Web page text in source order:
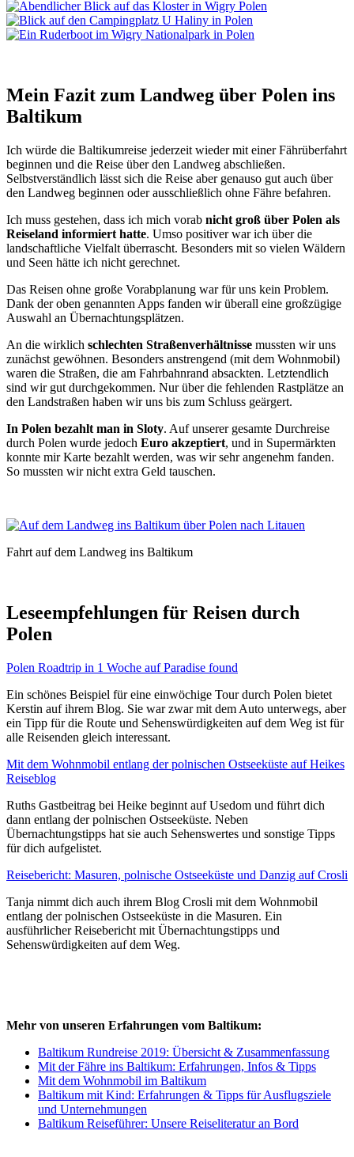
Mein Fazit zum Landweg über Polen ins
Baltikum
Ich würde die Baltikumreise jederzeit wieder mit einer Fährüberfahrt
beginnen und die Reise über den Landweg abschließen.
Selbstverständlich lässt sich die Reise aber genauso gut auch über
den Landweg beginnen oder ausschließlich ohne Fähre befahren.
Ich muss gestehen, dass ich mich vorab nicht groß über Polen als
Reiseland informiert hatte. Umso positiver war ich über die
landschaftliche Vielfalt überrascht. Besonders mit so vielen Wäldern
und Seen hätte ich nicht gerechnet.
Das Reisen ohne große Vorabplanung war für uns kein Problem.
Dank der oben genannten Apps fanden wir überall eine großzügige
Auswahl an Übernachtungsplätzen.
An die wirklich schlechten Straßenverhältnisse mussten wir uns
zunächst gewöhnen. Besonders anstrengend (mit dem Wohnmobil)
waren die Straßen, die am Fahrbahnrand absackten. Letztendlich
sind wir gut durchgekommen. Nur über die fehlenden Rastplätze an
den Landstraßen haben wir uns bis zum Schluss geärgert.
In Polen bezahlt man in Sloty. Auf unserer gesamte Durchreise
durch Polen wurde jedoch Euro akzeptiert, und in Supermärkten
konnte mir Karte bezahlt werden, was wir sehr angenehm fanden.
So mussten wir nicht extra Geld tauschen.
Fahrt auf dem Landweg ins Baltikum
Leseempfehlungen für Reisen durch
Polen
Polen Roadtrip in 1 Woche auf Paradise found
Ein schönes Beispiel für eine einwöchige Tour durch Polen bietet
Kerstin auf ihrem Blog. Sie war zwar mit dem Auto unterwegs, aber
ein Tipp für die Route und Sehenswürdigkeiten auf dem Weg ist für
alle Reisenden gleich interessant.
Mit dem Wohnmobil entlang der polnischen Ostseeküste auf Heikes
Reiseblog
Ruths Gastbeitrag bei Heike beginnt auf Usedom und führt dich
dann entlang der polnischen Ostseeküste. Neben
Übernachtungstipps hat sie auch Sehenswertes und sonstige Tipps
für dich aufgelistet.
Reisebericht: Masuren, polnische Ostseeküste und Danzig auf Crosli
Tanja nimmt dich auch ihrem Blog Crosli mit dem Wohnmobil
entlang der polnischen Ostseeküste in die Masuren. Ein
ausführlicher Reisebericht mit Übernachtungstipps und
Sehenswürdigkeiten auf dem Weg.
Mehr von unseren Erfahrungen vom Baltikum:
Baltikum Rundreise 2019: Übersicht & Zusammenfassung
Mit der Fähre ins Baltikum: Erfahrungen, Infos & Tipps
Mit dem Wohnmobil im Baltikum
Baltikum mit Kind: Erfahrungen & Tipps für Ausflugsziele
und Unternehmungen
Baltikum Reiseführer: Unsere Reiseliteratur an Bord